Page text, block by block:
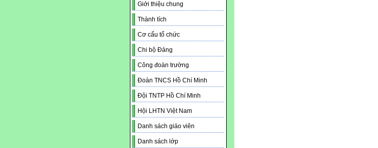
Giới thiệu chung
Thành tích
Cơ cấu tổ chức
Chi bộ Đảng
Công đoàn trường
Đoàn TNCS Hồ Chí Minh
Đội TNTP Hồ Chí Minh
Hội LHTN Việt Nam
Danh sách giáo viên
Danh sách lớp